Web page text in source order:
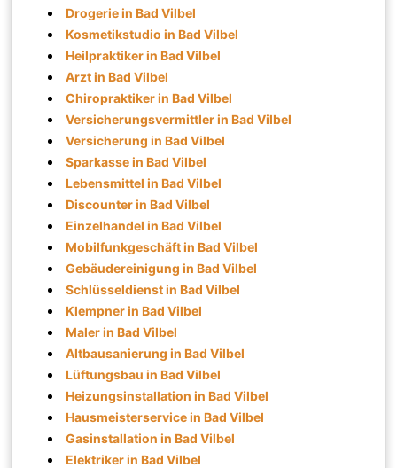
Drogerie in Bad Vilbel
Kosmetikstudio in Bad Vilbel
Heilpraktiker in Bad Vilbel
Arzt in Bad Vilbel
Chiropraktiker in Bad Vilbel
Versicherungsvermittler in Bad Vilbel
Versicherung in Bad Vilbel
Sparkasse in Bad Vilbel
Lebensmittel in Bad Vilbel
Discounter in Bad Vilbel
Einzelhandel in Bad Vilbel
Mobilfunkgeschäft in Bad Vilbel
Gebäudereinigung in Bad Vilbel
Schlüsseldienst in Bad Vilbel
Klempner in Bad Vilbel
Maler in Bad Vilbel
Altbausanierung in Bad Vilbel
Lüftungsbau in Bad Vilbel
Heizungsinstallation in Bad Vilbel
Hausmeisterservice in Bad Vilbel
Gasinstallation in Bad Vilbel
Elektriker in Bad Vilbel